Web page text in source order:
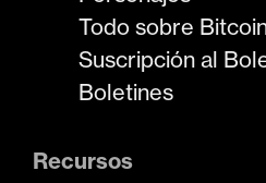
Todo sobre
Suscripción al
Boletines
Recursos